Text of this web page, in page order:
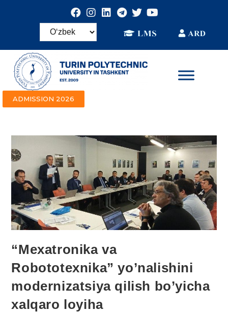
ADMISSION 2026
“Mexatronika va
Robototexnika” yo’nalishini
modernizatsiya qilish bo’yicha
xalqaro loyiha